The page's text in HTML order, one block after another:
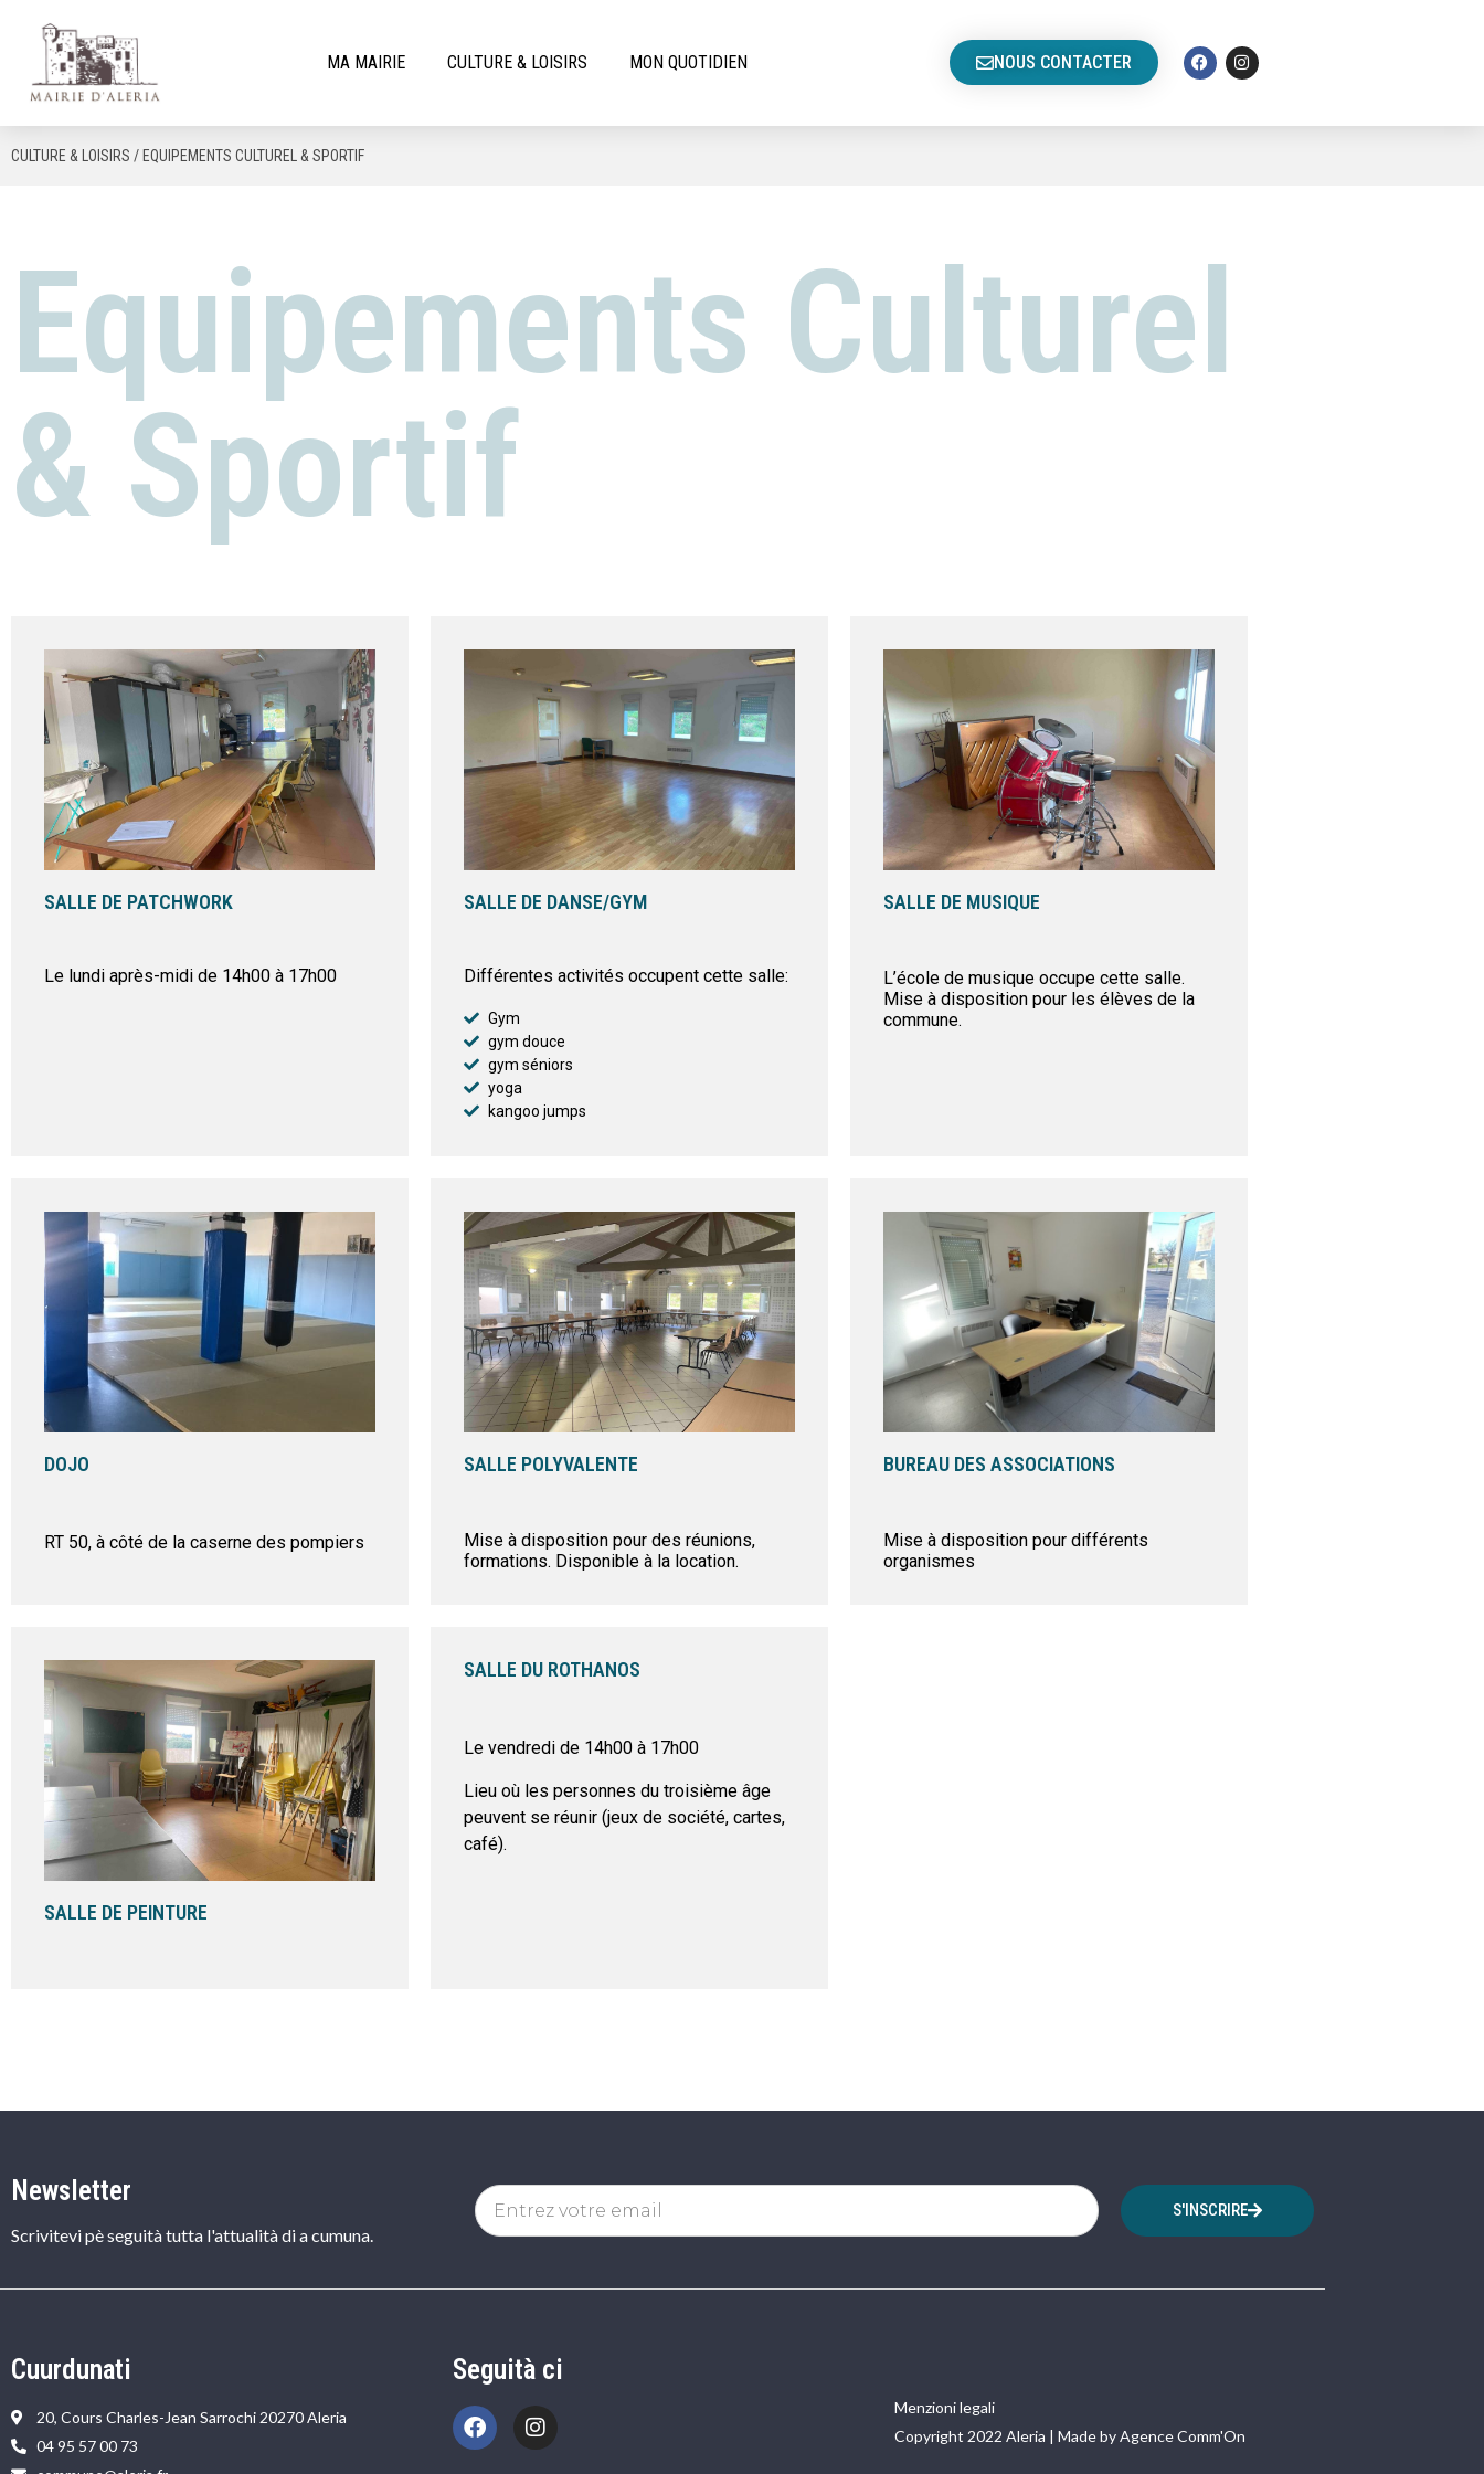
MA MAIRIE CULTURE & LOISIRS MON QUOTIDIEN NOUS CONTACTER
CULTURE & LOISIRS / EQUIPEMENTS CULTUREL & SPORTIF
Equipements Culturel
& Sportif
SALLE DE PATCHWORK
Le lundi après-midi de 14h00 à 17h00
SALLE DE DANSE/GYM
Différentes activités occupent cette salle:
Gym
gym douce
gym séniors
yoga
kangoo jumps
SALLE DE MUSIQUE
L’école de musique occupe cette salle.
Mise à disposition pour les élèves de la
commune.
DOJO
RT 50, à côté de la caserne des pompiers
SALLE POLYVALENTE
Mise à disposition pour des réunions,
formations. Disponible à la location.
BUREAU DES ASSOCIATIONS
Mise à disposition pour différents
organismes
SALLE DE PEINTURE
SALLE DU ROTHANOS
Le vendredi de 14h00 à 17h00
Lieu où les personnes du troisième âge
peuvent se réunir (jeux de société, cartes,
café).
Newsletter
Scrivitevi pè seguità tutta l'attualità di a cumuna.
S'INSCRIRE
Cuurdunati
20, Cours Charles-Jean Sarrochi 20270 Aleria
04 95 57 00 73
Seguità ci
Menzioni legali
Copyright 2022 Aleria | Made by Agence Comm'On